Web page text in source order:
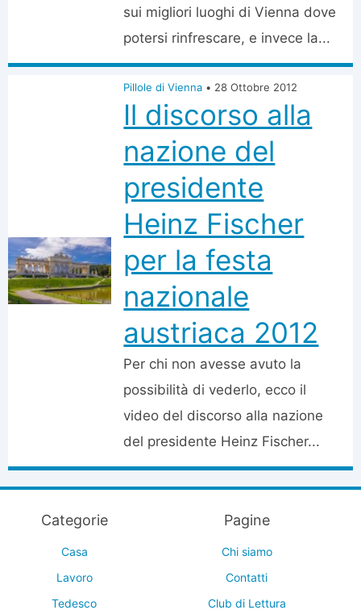
sui migliori luoghi di Vienna dove
potersi rinfrescare, e invece la...
Pillole di Vienna • 28 Ottobre 2012
Il discorso alla
nazione del
presidente
Heinz Fischer
per la festa
nazionale
austriaca 2012
Per chi non avesse avuto la
possibilità di vederlo, ecco il
video del discorso alla nazione
del presidente Heinz Fischer...
Categorie
Casa
Lavoro
Tedesco
Pagine
Chi siamo
Contatti
Club di Lettura